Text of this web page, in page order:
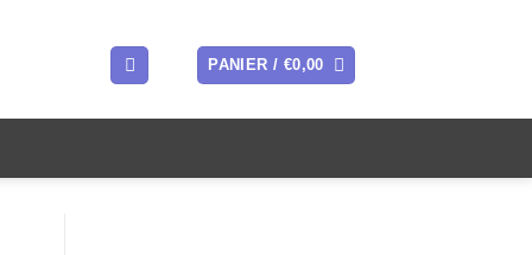
PANIER / €0,00